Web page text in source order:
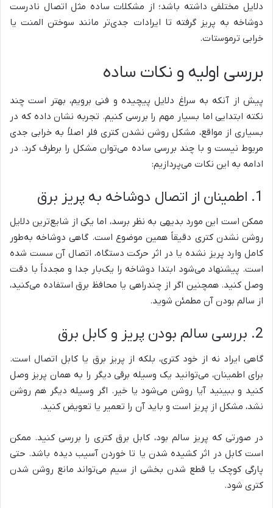
دلایل مختلفی داشته باشد؛ از مشکلات ساده مثل اتصال نادرست
دوشاخه به پریز گرفته تا ایرادات جدی‌تر مانند سوختن المنت یا
خرابی ترموستات.
بررسی اولیه و نکات ساده
پیش از آنکه به سراغ دلایل پیچیده و فنی برویم، بهتر است چند
نکته ابتدایی اما بسیار مهم را بررسی کنیم. تجربه نشان داده که در
بسیاری از مواقع، مشکل روشن نشدن کتری فلر اصلاً به خرابی جدی
مربوط نیست و با چند بررسی ساده می‌توان مشکل را برطرف کرد. در
ادامه به این نکات می‌پردازیم:
1. اطمینان از اتصال دوشاخه به پریز برق
ممکن است این مورد بدیهی به نظر برسد، اما یکی از شایع‌ترین دلایل
روشن نشدن کتری دقیقاً همین موضوع است. گاهی دوشاخه به‌طور
کامل وارد پریز نشده یا در اثر حرکت دستگاه، اتصال آن سست شده
است. پیشنهاد می‌شود ابتدا دوشاخه را یک‌بار جدا و مجدداً با دقت
وصل کنید. همچنین اگر از چندراهی یا محافظ برق استفاده می‌کنید،
از سالم بودن آن مطمئن شوید.
2. بررسی سالم بودن پریز و کابل برق
گاهی ایراد نه از خود کتری، بلکه از پریز برق یا کابل اتصال است.
برای اطمینان، می‌توانید یک وسیله برقی دیگر را به همان پریز وصل
کنید و ببینید آیا روشن می‌شود یا خیر. اگر وسیله دیگر هم روشن
نشد، مشکل از پریز است و باید آن را تعمیر یا تعویض کنید.
در صورتی که پریز سالم بود، کابل برق کتری را بررسی کنید. ممکن
است کابل در اثر کشیده شدن یا تا خوردن آسیب دیده باشد. حتی
پارگی کوچک یا قطع شدن بخشی از سیم می‌تواند مانع روشن شدن
کتری شود.